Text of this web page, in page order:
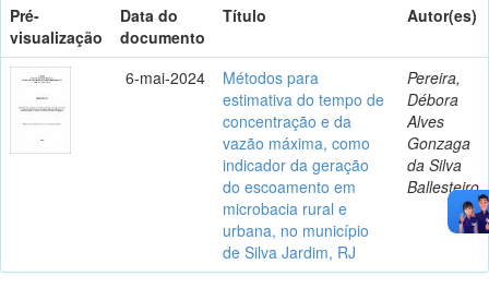
Pré-
visualização
Data do
documento
Título Autor(es)
6-mai-2024
Métodos para
estimativa do tempo de
concentração e da
vazão máxima, como
indicador da geração
do escoamento em
microbacia rural e
urbana, no município
de Silva Jardim, RJ
Pereira,
Débora
Alves
Gonzaga
da Silva
Ballesteiro